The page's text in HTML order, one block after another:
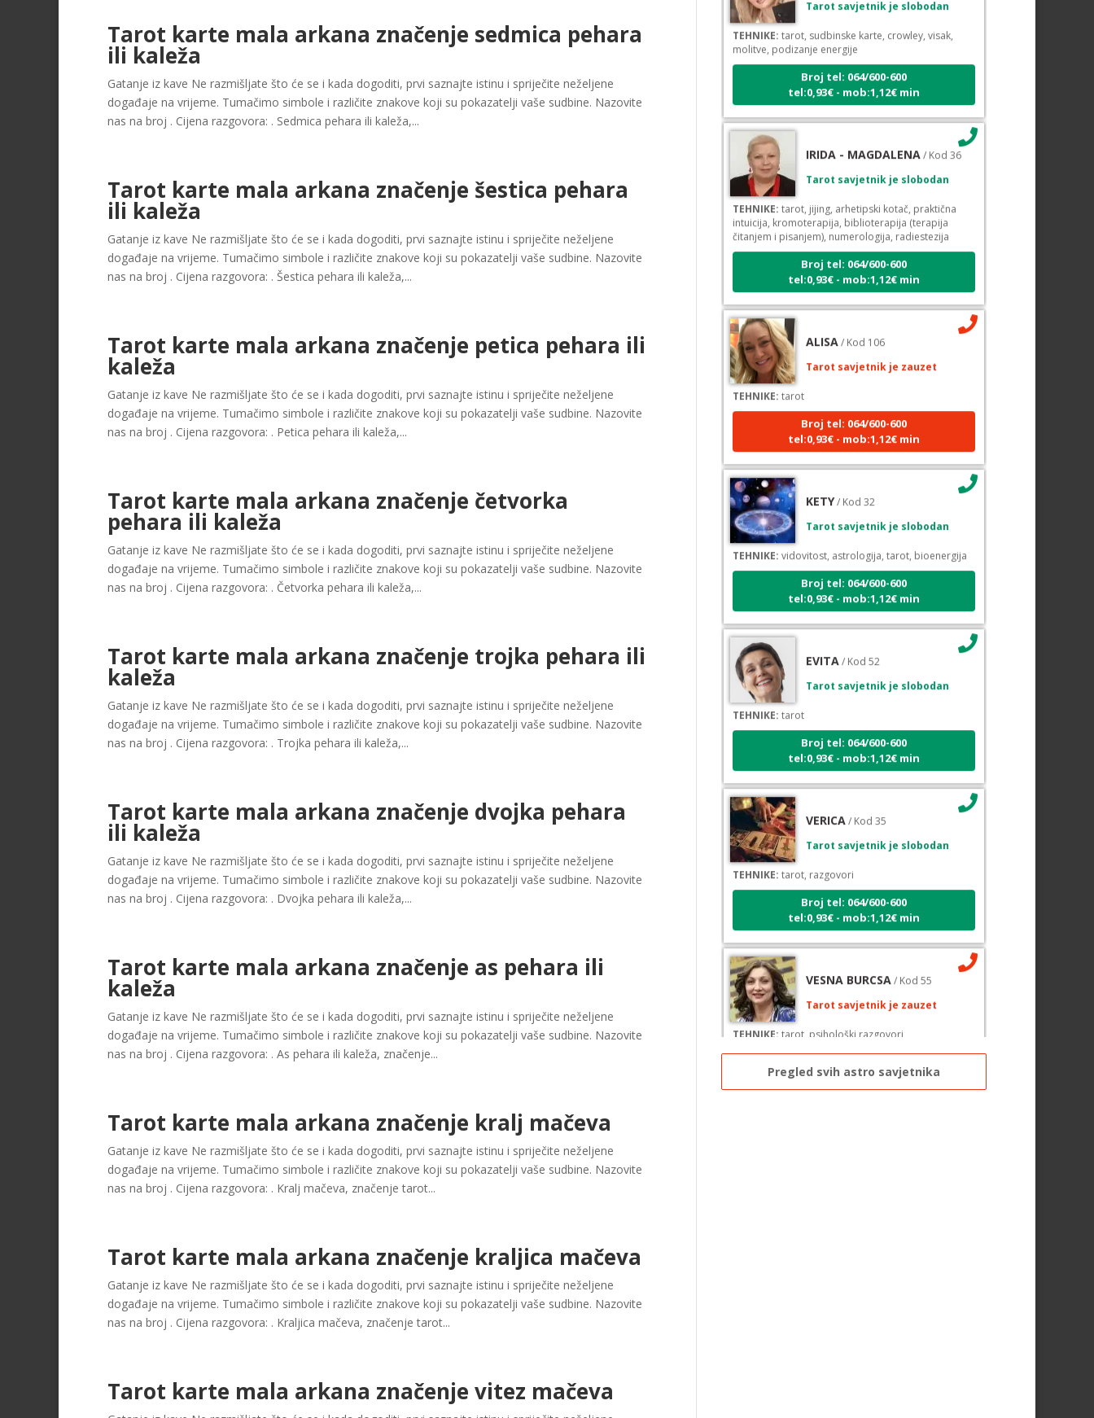
Tarot karte mala arkana značenje sedmica pehara
ili kaleža
Gatanje iz kave Ne razmišljate što će se i kada dogoditi, prvi saznajte istinu i spriječite neželjene
događaje na vrijeme. Tumačimo simbole i različite znakove koji su pokazatelji vaše sudbine. Nazovite
nas na broj . Cijena razgovora: . Sedmica pehara ili kaleža,...
Tarot karte mala arkana značenje šestica pehara
ili kaleža
Gatanje iz kave Ne razmišljate što će se i kada dogoditi, prvi saznajte istinu i spriječite neželjene
događaje na vrijeme. Tumačimo simbole i različite znakove koji su pokazatelji vaše sudbine. Nazovite
nas na broj . Cijena razgovora: . Šestica pehara ili kaleža,...
Tarot karte mala arkana značenje petica pehara ili
kaleža
Gatanje iz kave Ne razmišljate što će se i kada dogoditi, prvi saznajte istinu i spriječite neželjene
događaje na vrijeme. Tumačimo simbole i različite znakove koji su pokazatelji vaše sudbine. Nazovite
nas na broj . Cijena razgovora: . Petica pehara ili kaleža,...
Tarot karte mala arkana značenje četvorka
pehara ili kaleža
Gatanje iz kave Ne razmišljate što će se i kada dogoditi, prvi saznajte istinu i spriječite neželjene
događaje na vrijeme. Tumačimo simbole i različite znakove koji su pokazatelji vaše sudbine. Nazovite
nas na broj . Cijena razgovora: . Četvorka pehara ili kaleža,...
Tarot karte mala arkana značenje trojka pehara ili
kaleža
Gatanje iz kave Ne razmišljate što će se i kada dogoditi, prvi saznajte istinu i spriječite neželjene
događaje na vrijeme. Tumačimo simbole i različite znakove koji su pokazatelji vaše sudbine. Nazovite
nas na broj . Cijena razgovora: . Trojka pehara ili kaleža,...
Tarot karte mala arkana značenje dvojka pehara
ili kaleža
Gatanje iz kave Ne razmišljate što će se i kada dogoditi, prvi saznajte istinu i spriječite neželjene
događaje na vrijeme. Tumačimo simbole i različite znakove koji su pokazatelji vaše sudbine. Nazovite
nas na broj . Cijena razgovora: . Dvojka pehara ili kaleža,...
Tarot karte mala arkana značenje as pehara ili
kaleža
Gatanje iz kave Ne razmišljate što će se i kada dogoditi, prvi saznajte istinu i spriječite neželjene
događaje na vrijeme. Tumačimo simbole i različite znakove koji su pokazatelji vaše sudbine. Nazovite
nas na broj . Cijena razgovora: . As pehara ili kaleža, značenje...
Tarot karte mala arkana značenje kralj mačeva
Gatanje iz kave Ne razmišljate što će se i kada dogoditi, prvi saznajte istinu i spriječite neželjene
događaje na vrijeme. Tumačimo simbole i različite znakove koji su pokazatelji vaše sudbine. Nazovite
nas na broj . Cijena razgovora: . Kralj mačeva, značenje tarot...
Tarot karte mala arkana značenje kraljica mačeva
Gatanje iz kave Ne razmišljate što će se i kada dogoditi, prvi saznajte istinu i spriječite neželjene
događaje na vrijeme. Tumačimo simbole i različite znakove koji su pokazatelji vaše sudbine. Nazovite
nas na broj . Cijena razgovora: . Kraljica mačeva, značenje tarot...
Tarot karte mala arkana značenje vitez mačeva
TEHNIKE:tarot, sudbinske karte, crowley, visak,
molitve, podizanje energije
Broj tel: 064/600-600
tel:0,93€ - mob:1,12€ min
Tarot savjetnik je slobodan
TEHNIKE:tarot, jijing, arhetipski kotač, praktična
intuicija, kromoterapija, biblioterapija (terapija
čitanjem i pisanjem), numerologija, radiestezija
Broj tel: 064/600-600
tel:0,93€ - mob:1,12€ min
Tarot savjetnik je zauzet
TEHNIKE:tarot
Broj tel: 064/600-600
tel:0,93€ - mob:1,12€ min
Tarot savjetnik je slobodan
TEHNIKE:vidovitost, astrologija, tarot, bioenergija
Broj tel: 064/600-600
tel:0,93€ - mob:1,12€ min
Tarot savjetnik je slobodan
TEHNIKE:tarot
Broj tel: 064/600-600
tel:0,93€ - mob:1,12€ min
Tarot savjetnik je slobodan
TEHNIKE:tarot, razgovori
Broj tel: 064/600-600
tel:0,93€ - mob:1,12€ min
Tarot savjetnik je zauzet
TEHNIKE:tarot, psihološki razgovori
Broj tel: 064/600-600
tel:0,93€ - mob:1,12€ min
Pregled svih astro savjetnika